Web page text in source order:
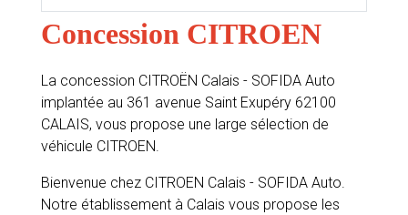
Concession CITROEN
La concession CITROËN Calais - SOFIDA Auto
implantée au 361 avenue Saint Exupéry 62100
CALAIS, vous propose une large sélection de
véhicule CITROEN.
Bienvenue chez CITROEN Calais - SOFIDA Auto.
Notre établissement à Calais vous propose les